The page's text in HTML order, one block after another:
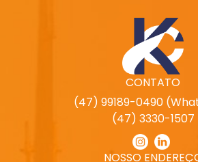
CONTATO
(47) 99189-0490
(47) 3330-1507
NOSSO